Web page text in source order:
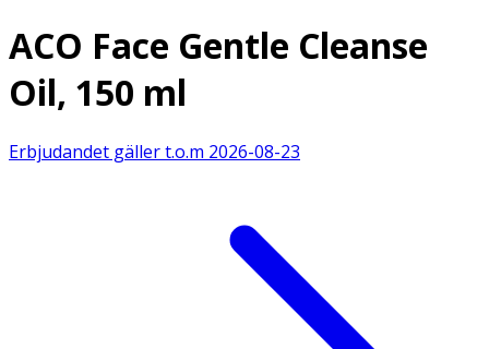
ACO Face Gentle Cleanse
Oil, 150 ml
Erbjudandet gäller t.o.m 2026-08-23